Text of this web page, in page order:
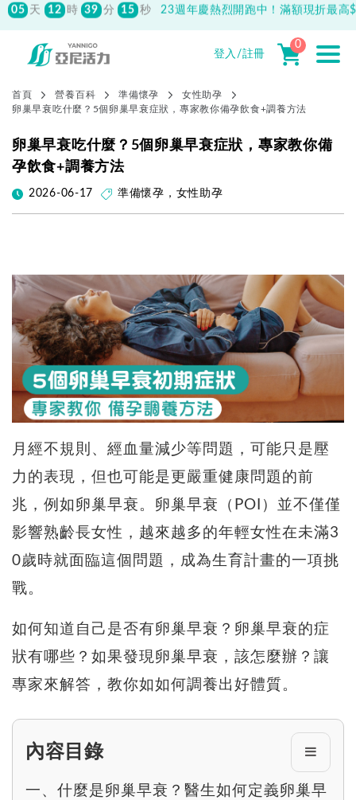
先付款滿800元免運！註冊會員最高獲 150元抵用券
登入/註冊
0
首頁 營養百科 準備懷孕
女性助孕
卵巢早衰吃什麼？5個卵巢早衰症狀，專家教你備孕飲食+調養方法
卵巢早衰吃什麼？5個卵巢早衰症狀，專家教你備
孕飲食+調養方法
2026-06-17 準備懷孕 ， 女性助孕
月經不規則、經血量減少等問題，可能只是壓
力的表現，但也可能是更嚴重健康問題的前
兆，例如卵巢早衰。卵巢早衰（POI）並不僅僅
影響熟齡長女性，越來越多的年輕女性在未滿3
0歲時就面臨這個問題，成為生育計畫的一項挑
戰。
如何知道自己是否有卵巢早衰？卵巢早衰的症
狀有哪些？如果發現卵巢早衰，該怎麼辦？讓
專家來解答，教你如如何調養出好體質。
內容目錄
一、什麼是卵巢早衰？醫生如何定義卵巢早